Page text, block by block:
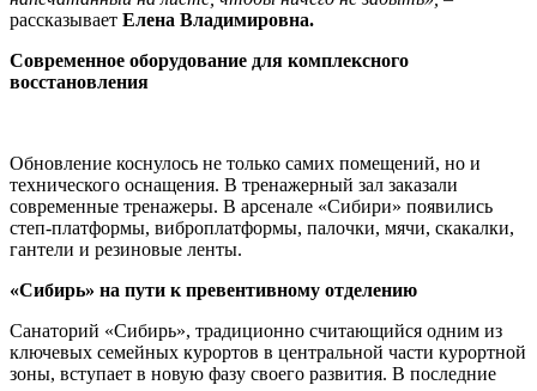
рассказывает Елена Владимировна.
Современное оборудование для комплексного
восстановления
Обновление коснулось не только самих помещений, но и
технического оснащения. В тренажерный зал заказали
современные тренажеры. В арсенале «Сибири» появились
степ-платформы, виброплатформы, палочки, мячи, скакалки,
гантели и резиновые ленты.
«Сибирь» на пути к превентивному отделению
Санаторий «Сибирь», традиционно считающийся одним из
ключевых семейных курортов в центральной части курортной
зоны, вступает в новую фазу своего развития. В последние